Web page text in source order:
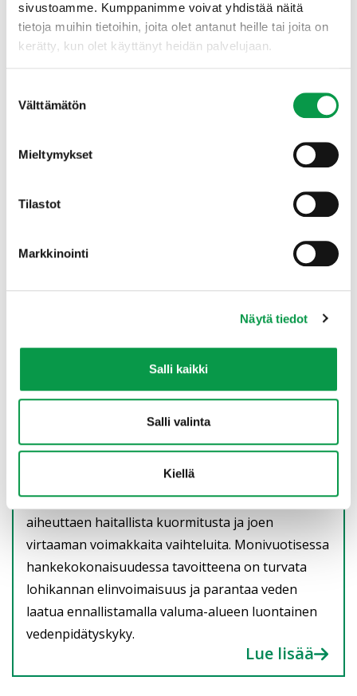
sivustoamme. Kumppanimme voivat yhdistää näitä
tietoja muihin tietoihin, joita olet antanut heille tai joita on
kerätty, kun olet käyttänyt heidän palvelujaan.
valinta
Välttämätön
Mieltymykset
Tilastot
Markkinointi
Näytä tiedot
Salli kaikki
Salli valinta
Kiellä
Matias Virta
Ennallistamis­asiantuntija
Simojoen valuma-alueen elvyttäminen
– Puhdas vesi, elinvoimainen luonto
matalalla tasolla. Syy ei ole itse joessa, vaan sen
valuma-alueella: laajojen ojitusten takia vesi ei
pidäty alueen soihin, vaan virtaa nopeasti jokeen
aiheuttaen haitallista kuormitusta ja joen
virtaaman voimakkaita vaihteluita. Monivuotisessa
hankekokonaisuudessa tavoitteena on turvata
lohikannan elinvoimaisuus ja parantaa veden
laatua ennallistamalla valuma-alueen luontainen
vedenpidätyskyky.
Lue lisää